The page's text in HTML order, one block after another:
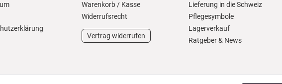
Warenkorb / Kasse
Widerrufs­recht
Vertrag widerrufen
Lieferung in die Schweiz
Pflegesymbole
Lagerverkauf
Ratgeber & News